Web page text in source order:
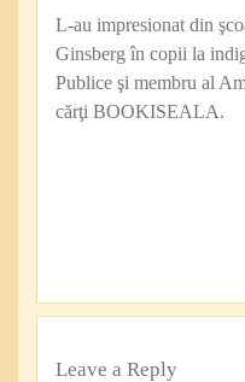
L-au impresionat din
Ginsberg în copii la
Publice şi membru al
cărţi BOOKISEALA.
Leave a Reply